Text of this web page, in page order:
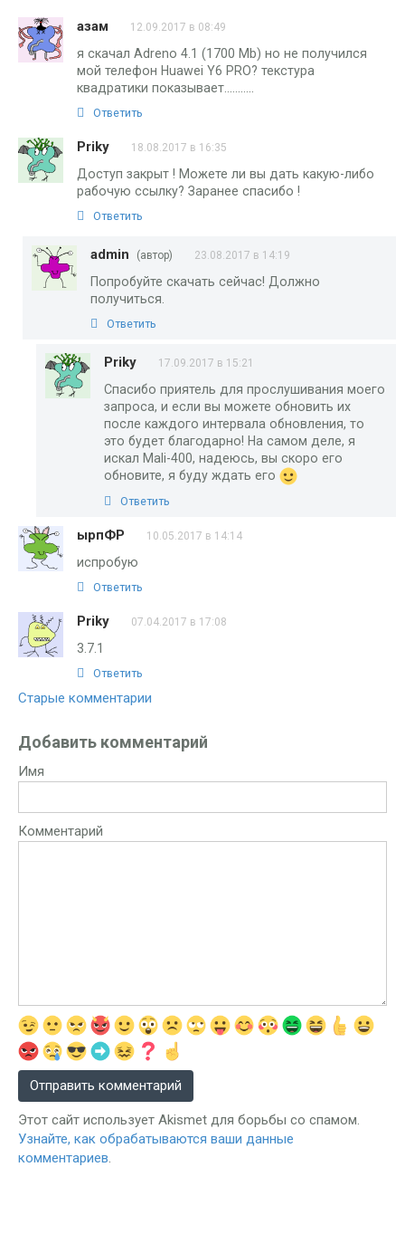
азам 12.09.2017 в 08:49
я скачал Adreno 4.1 (1700 Mb) но не получился
мой телефон Huawei Y6 PRO? текстура
квадратики показывает………..
Ответить
Priky 18.08.2017 в 16:35
Доступ закрыт ! Можете ли вы дать какую-либо
рабочую ссылку? Заранее спасибо !
Ответить
admin (автор) 23.08.2017 в 14:19
Попробуйте скачать сейчас! Должно
получиться.
Ответить
Priky 17.09.2017 в 15:21
Спасибо приятель для прослушивания моего
запроса, и если вы можете обновить их
после каждого интервала обновления, то
это будет благодарно! На самом деле, я
искал Мali-400, надеюсь, вы скоро его
обновите, я буду ждать его
Ответить
ырпФР 10.05.2017 в 14:14
испробую
Ответить
Priky 07.04.2017 в 17:08
3.7.1
Ответить
по
Старые комментарии
Добавить комментарий
Имя
Комментарий
Этот сайт использует Akismet для борьбы со спамом.
Узнайте, как обрабатываются ваши данные
комментариев.